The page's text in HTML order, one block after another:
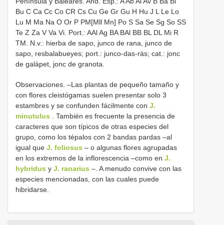
Bu C Ca Cc Co CR Cs Cu Ge Gr Gu H Hu J L Le Lo
Lu M Ma Na O Or P PM[Mll Mn] Po S Sa Se Sg So SS
Te Z Za V Va Vi. Port.: AAl Ag BA BAl BB BL DL Mi R
TM. N.v.: hierba de sapo, junco de rana, junco de
sapo, resbalabueyes; port.: junco-das-räs; cat.: jonc
de galàpet, jonc de granota.
Observaciones. –Las plantas de pequeño tamaño y
con flores cleistógamas suelen presentar solo 3
estambres y se confunden fácilmente con J.
minutulus . También es frecuente la presencia de
caracteres que son típicos de otras especies del
grupo, como los tépalos con 2 bandas pardas –al
igual que J. foliosus – o algunas flores agrupadas
en los extremos de la inflorescencia –como en J.
hybridus y J. ranarius –. A menudo convive con las
especies mencionadas, con las cuales puede
hibridarse.